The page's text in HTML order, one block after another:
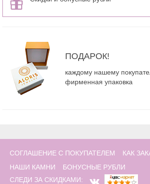
ПОДАРОК!
каждому нашему
фирменная упаковка
СОГЛАШЕНИЕ С ПОКУПАТЕЛЕМ
КАК
НАШИ КАМНИ
БОНУСНЫЕ РУБЛИ
СЛЕДИ ЗА СКИДКАМИ: